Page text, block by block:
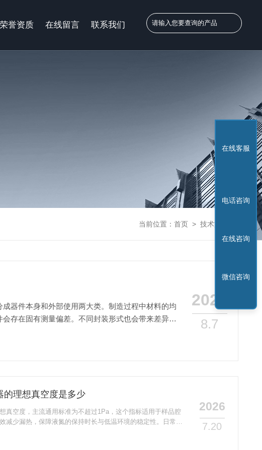
荣誉资质 在线留言 联系我们
当前位置： 首页> 技术文章
器件本身和外部使用两大类。制造过程中材料的均
存在固有测量偏差。不同封装形式也会带来差异，
2026
8.7
的理想真空度是多少
真空度，主流通用标准为不超过1Pa，这个指标适用于样品腔
减少漏热，保障液氮的保持时长与低温环境的稳定性。日常操
度抽到50Pa以下再添加液氮，以此保障基础的绝热效果，*端
，其真空夹层可以达到10⁻³到10⁻⁵Pa的高真空水平，进一步降
2026
7.20
在线客服
电话咨询
在线咨询
微信咨询